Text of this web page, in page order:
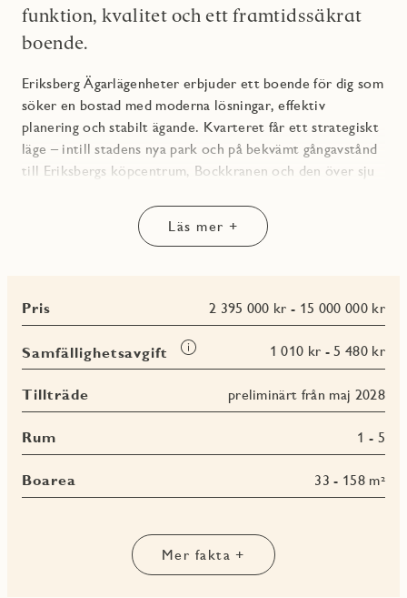
funktion, kvalitet och ett framtidssäkrat
boende.
Eriksberg Ägarlägenheter erbjuder ett boende för dig som
söker en bostad med moderna lösningar, effektiv
planering och stabilt ägande. Kvarteret får ett strategiskt
läge – intill stadens nya park och på bekvämt gångavstånd
till Eriksbergs köpcentrum, Bockkranen och den över sju
närhet till både natur, service och goda kommunikationer,
vilket skapar ett bekymmersfritt boende med hög
hållbart ägande – en boendeform som kombinerar
självständighet, låga driftskostnader och ökad kontroll
över din egen bostad. Här finns möjlighet att äga sin
Bostäderna planeras med genomtänkta planlösningar och
vindsvåningar med takterrass – bostäder utformade för dig
välbalanserat arkitektoniskt uttryck.
Läs mer +
Pris 2 395 000 kr - 15 000 000 kr
Samfällighetsavgift
Läs
mer
Samfällighetsavgift
1 010 kr - 5 480 kr
Tillträde preliminärt från maj 2028
Rum 1 - 5
Boarea 33 - 158 m²
Mer fakta +